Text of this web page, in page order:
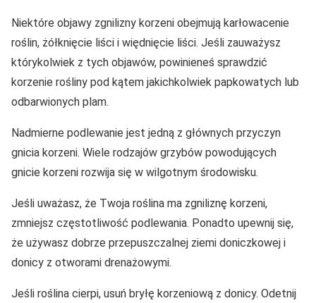
Niektóre objawy zgnilizny korzeni obejmują karłowacenie
roślin, żółknięcie liści i więdnięcie liści. Jeśli zauważysz
którykolwiek z tych objawów, powinieneś sprawdzić
korzenie rośliny pod kątem jakichkolwiek papkowatych lub
odbarwionych plam.
Nadmierne podlewanie jest jedną z głównych przyczyn
gnicia korzeni. Wiele rodzajów grzybów powodujących
gnicie korzeni rozwija się w wilgotnym środowisku.
Jeśli uważasz, że Twoja roślina ma zgniliznę korzeni,
zmniejsz częstotliwość podlewania. Ponadto upewnij się,
że używasz dobrze przepuszczalnej ziemi doniczkowej i
donicy z otworami drenażowymi.
Jeśli roślina cierpi, usuń bryłę korzeniową z donicy. Odetnij